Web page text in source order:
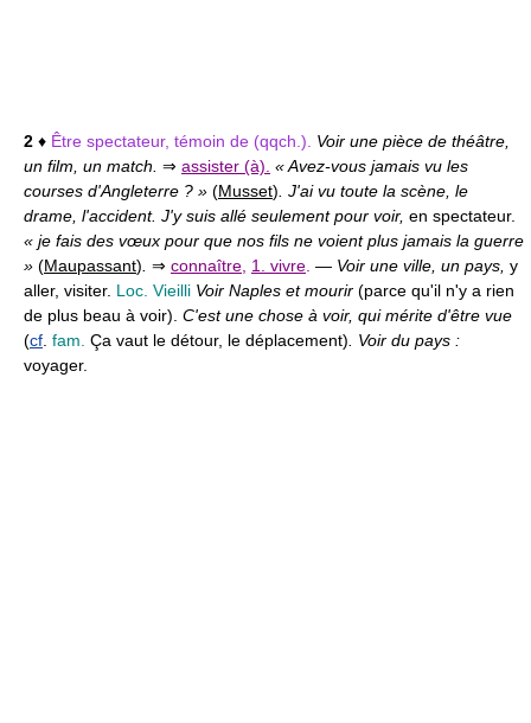
2 ♦ Être spectateur, témoin de (qqch.). Voir une pièce de théâtre,
un film, un match. ⇒ assister (à). « Avez-vous jamais vu les
courses d'Angleterre ? » (Musset) . J'ai vu toute la scène, le
drame, l'accident. J'y suis allé seulement pour voir, en spectateur.
« je fais des vœux pour que nos fils ne voient plus jamais la guerre
» (Maupassant) ⇒ connaître 1. vivre — Voir une ville, un pays, y
aller, visiter. Loc. Vieilli Voir Naples et mourir (parce qu'il n'y a rien
de plus beau à voir). C'est une chose à voir, qui mérite d'être vue
(cf fam. Ça vaut le détour, le déplacement) . Voir du pays :
voyager.